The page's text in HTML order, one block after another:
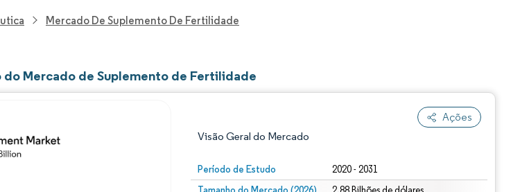
Mercado De Suplemento De Fertilidade
do Mercado de Suplemento de Fertilidade
Ações
Visão Geral do Mercado
Período de Estudo 2020 - 2031